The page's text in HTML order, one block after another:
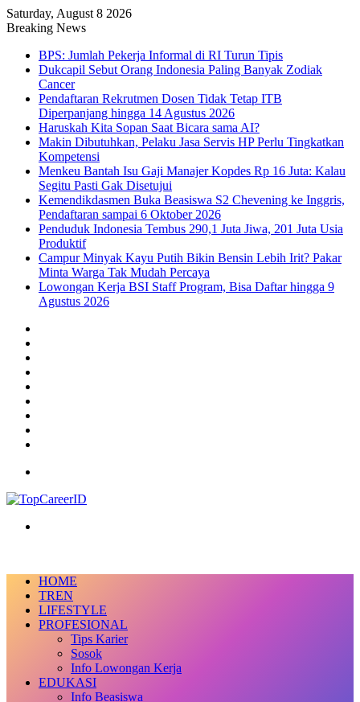
Saturday, August 8 2026
Breaking News
BPS: Jumlah Pekerja Informal di RI Turun Tipis
Dukcapil Sebut Orang Indonesia Paling Banyak Zodiak
Cancer
Pendaftaran Rekrutmen Dosen Tidak Tetap ITB
Diperpanjang hingga 14 Agustus 2026
Haruskah Kita Sopan Saat Bicara sama AI?
Makin Dibutuhkan, Pelaku Jasa Servis HP Perlu Tingkatkan
Kompetensi
Menkeu Bantah Isu Gaji Manajer Kopdes Rp 16 Juta: Kalau
Segitu Pasti Gak Disetujui
Kemendikdasmen Buka Beasiswa S2 Chevening ke Inggris,
Pendaftaran sampai 6 Oktober 2026
Penduduk Indonesia Tembus 290,1 Juta Jiwa, 201 Juta Usia
Produktif
Campur Minyak Kayu Putih Bikin Bensin Lebih Irit? Pakar
Minta Warga Tak Mudah Percaya
Lowongan Kerja BSI Staff Program, Bisa Daftar hingga 9
Agustus 2026
HOME
TREN
LIFESTYLE
PROFESIONAL
Tips Karier
Sosok
Info Lowongan Kerja
EDUKASI
Info Beasiswa